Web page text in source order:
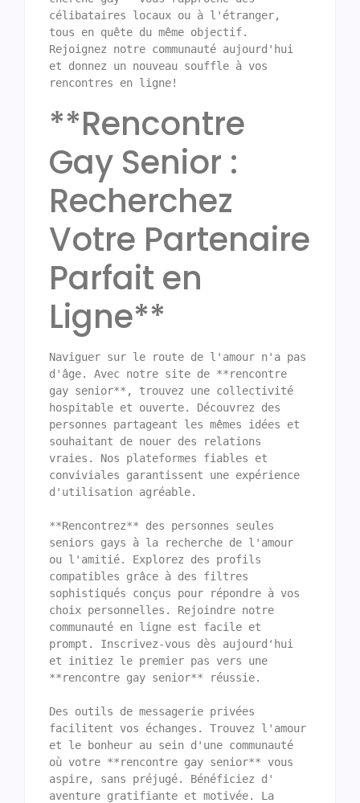
célibataires locaux ou à l'étranger,
tous en quête du même objectif.
Rejoignez notre communauté aujourd'hui
et donnez un nouveau souffle à vos
rencontres en ligne!
**Rencontre
Gay Senior :
Recherchez
Votre Partenaire
Parfait en
Ligne**
Naviguer sur le route de l'amour n'a pas
d'âge. Avec notre site de **rencontre
gay senior**, trouvez une collectivité
hospitable et ouverte. Découvrez des
personnes partageant les mêmes idées et
souhaitant de nouer des relations
vraies. Nos plateformes fiables et
conviviales garantissent une expérience
d'utilisation agréable.
**Rencontrez** des personnes seules
seniors gays à la recherche de l'amour
ou l'amitié. Explorez des profils
compatibles grâce à des filtres
sophistiqués conçus pour répondre à vos
choix personnelles. Rejoindre notre
communauté en ligne est facile et
prompt. Inscrivez-vous dès aujourd'hui
et initiez le premier pas vers une
**rencontre gay senior** réussie.
Des outils de messagerie privées
facilitent vos échanges. Trouvez l'amour
et le bonheur au sein d'une communauté
où votre **rencontre gay senior** vous
aspire, sans préjugé. Bénéficiez d'
aventure gratifiante et motivée. La